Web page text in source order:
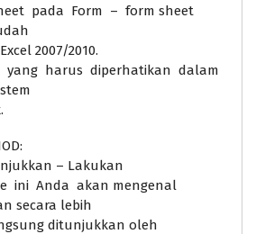
pada Form – form sheet
2007/2010.
yang harus diperhatikan dalam
– Lakukan
ini Anda akan mengenal
secara lebih
ditunjukkan oleh